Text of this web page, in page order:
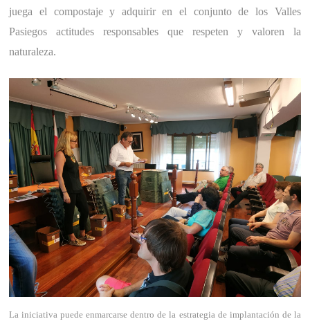
juega el compostaje y adquirir en el conjunto de los Valles
Pasiegos actitudes responsables que respeten y valoren la
naturaleza.
La iniciativa puede enmarcarse dentro de la estrategia de implantación de la